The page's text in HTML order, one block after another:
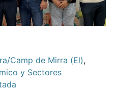
Camp de Mirra (El),
y Sectores